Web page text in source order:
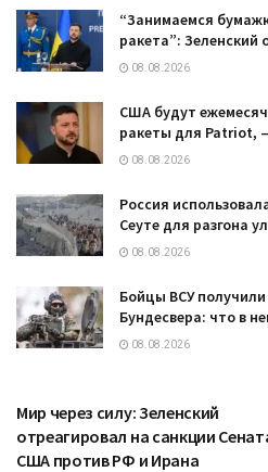
“Занимаемся
ракета”: Зеленский
08.08.2026
США будут
ракеты для Patriot,
08.08.2026
Россия
Сеуте для разгона
08.08.2026
Бойцы ВСУ
Бундесвера: что в
08.08.2026
Мир через силу: Зеленский
отреагировал на санкции
США против РФ и Ирана